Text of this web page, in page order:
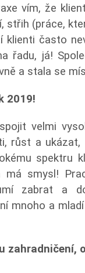
vím, že
střih (práce,
často
řadu, já!
a stala se
2019!
velmi
růst a ukázat,
spektru
smysl!
zabrat a
mnoho a
zahradničení,